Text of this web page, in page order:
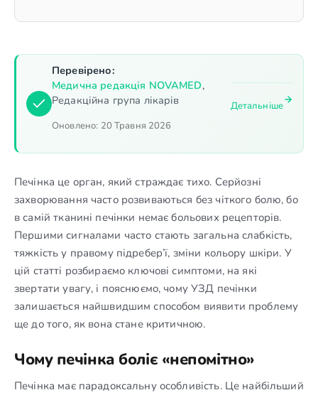
Перевірено:
Медична редакція NOVAMED,
Редакційна група лікарів
Оновлено: 20 Травня 2026
Детальніше
Печінка це орган, який страждає тихо. Серйозні
захворювання часто розвиваються без чіткого болю, бо
в самій тканині печінки немає больових рецепторів.
Першими сигналами часто стають загальна слабкість,
тяжкість у правому підребер’ї, зміни кольору шкіри. У
цій статті розбираємо ключові симптоми, на які
звертати увагу, і пояснюємо, чому УЗД печінки
залишається найшвидшим способом виявити проблему
ще до того, як вона стане критичною.
Чому печінка боліє «непомітно»
Печінка має парадоксальну особливість. Це найбільший